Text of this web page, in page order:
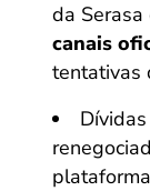
da
canais
tentativas